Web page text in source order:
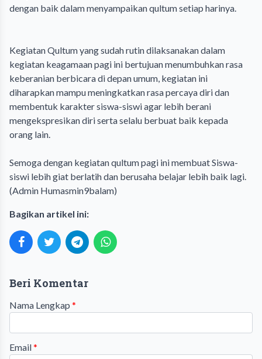
dengan baik dalam menyampaikan qultum setiap harinya.
‎Kegiatan Qultum yang sudah rutin dilaksanakan dalam
kegiatan keagamaan pagi ini bertujuan menumbuhkan rasa
keberanian berbicara di depan umum, kegiatan ini
diharapkan mampu meningkatkan rasa percaya diri dan
membentuk karakter siswa-siswi agar lebih berani
mengekspresikan diri serta selalu berbuat baik kepada
orang lain.
‎Semoga dengan kegiatan qultum pagi ini membuat Siswa-
siswi lebih giat berlatih dan berusaha belajar lebih baik lagi.
(Admin Humasmin9balam)
Bagikan artikel ini:
Beri Komentar
Nama Lengkap *
Email*